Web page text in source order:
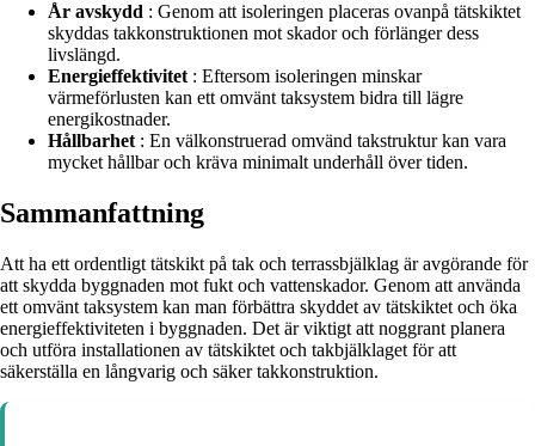
År avskydd : Genom att isoleringen placeras ovanpå tätskiktet
skyddas takkonstruktionen mot skador och förlänger dess
livslängd.
Energieffektivitet : Eftersom isoleringen minskar
värmeförlusten kan ett omvänt taksystem bidra till lägre
energikostnader.
Hållbarhet : En välkonstruerad omvänd takstruktur kan vara
mycket hållbar och kräva minimalt underhåll över tiden.
Sammanfattning
Att ha ett ordentligt tätskikt på tak och terrassbjälklag är avgörande för
att skydda byggnaden mot fukt och vattenskador. Genom att använda
ett omvänt taksystem kan man förbättra skyddet av tätskiktet och öka
energieffektiviteten i byggnaden. Det är viktigt att noggrant planera
och utföra installationen av tätskiktet och takbjälklaget för att
säkerställa en långvarig och säker takkonstruktion.